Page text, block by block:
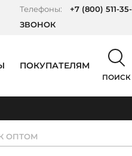
Телефоны: +7 (800) 511-
ЗВОНОК
ПОКУПАТЕЛЯМ
ПОИСК
ОПТОМ